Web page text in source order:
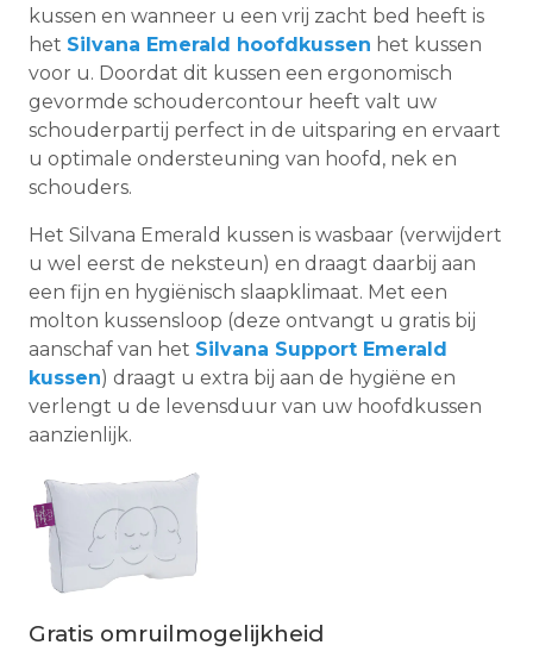
kussen en wanneer u een vrij zacht bed heeft is
het Silvana Emerald hoofdkussen het kussen
voor u. Doordat dit kussen een ergonomisch
gevormde schoudercontour heeft valt uw
schouderpartij perfect in de uitsparing en ervaart
u optimale ondersteuning van hoofd, nek en
schouders.
Het Silvana Emerald kussen is wasbaar (verwijdert
u wel eerst de neksteun) en draagt daarbij aan
een fijn en hygiënisch slaapklimaat. Met een
molton kussensloop (deze ontvangt u gratis bij
aanschaf van het Silvana Support Emerald
kussen) draagt u extra bij aan de hygiëne en
verlengt u de levensduur van uw hoofdkussen
aanzienlijk.
Gratis omruilmogelijkheid